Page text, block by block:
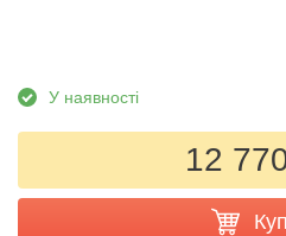
У наявності
12